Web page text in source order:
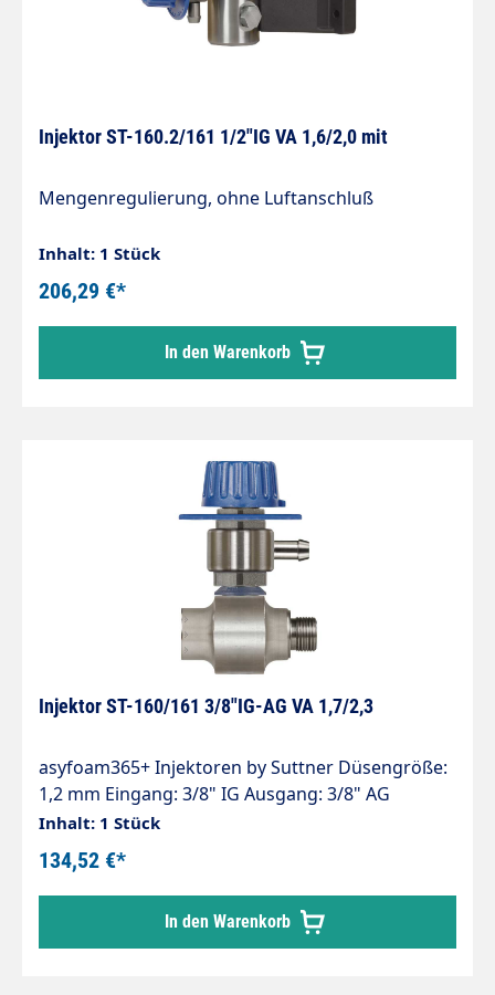
Injektor ST-160.2/161 1/2"IG VA 1,6/2,0 mit
Mengenregulierung, ohne Luftanschluß
Inhalt: 1 Stück
206,29 €*
In den Warenkorb
Injektor ST-160/161 3/8"IG-AG VA 1,7/2,3
asyfoam365+ Injektoren by Suttner Düsengröße:
1,2 mm Eingang: 3/8" IG Ausgang: 3/8" AG
Ansaugung: Tülle 9 mm Max. 350 bar / 90°C
Injektor ST-160 für Chemie- und
Schaumanwendungen. Regulierung der
Chemiedosierung erfolgt durch das Dosierventil
Inhalt: 1 Stück
134,52 €*
In den Warenkorb